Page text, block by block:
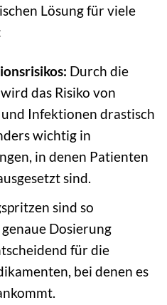
Lösung für viele
Durch die
das Risiko von
Infektionen drastisch
wichtig in
in denen Patienten
sind.
sind so
Dosierung
für die
bei denen es